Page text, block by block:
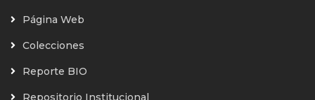
Página Web
Colecciones
Reporte BIO
Repositorio Institucional